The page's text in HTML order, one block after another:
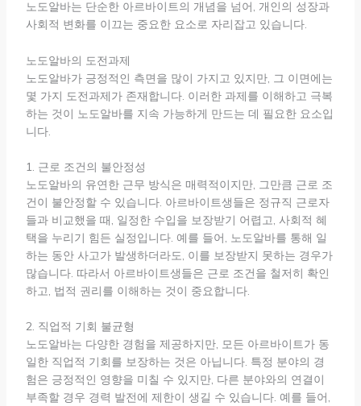
노도알바는 단순한 아르바이트의 개념을 넘어, 개인의 성장과
사회적 변화를 이끄는 중요한 요소로 자리잡고 있습니다.
노도알바의 도전과제
노도알바가 긍정적인 측면을 많이 가지고 있지만, 그 이면에는
몇 가지 도전과제가 존재합니다. 이러한 과제를 이해하고 극복
하는 것이 노도알바를 지속 가능하게 만드는 데 필요한 요소입
니다.
1. 근로 조건의 불안정성
노도알바의 유연한 근무 방식은 매력적이지만, 그만큼 근로 조
건이 불안정할 수 있습니다. 아르바이트생들은 정규직 근로자
들과 비교했을 때, 일정한 수입을 보장받기 어렵고, 사회적 혜
택을 누리기 힘든 실정입니다. 예를 들어, 노도알바를 통해 일
하는 동안 사고가 발생하더라도, 이를 보장받지 못하는 경우가
많습니다. 따라서 아르바이트생들은 근로 조건을 철저히 확인
하고, 법적 권리를 이해하는 것이 중요합니다.
2. 직업적 기회 불균형
노도알바는 다양한 경험을 제공하지만, 모든 아르바이트가 동
일한 직업적 기회를 보장하는 것은 아닙니다. 특정 분야의 경
험은 긍정적인 영향을 미칠 수 있지만, 다른 분야와의 연결이
부족할 경우 경력 발전에 제한이 생길 수 있습니다. 예를 들어,